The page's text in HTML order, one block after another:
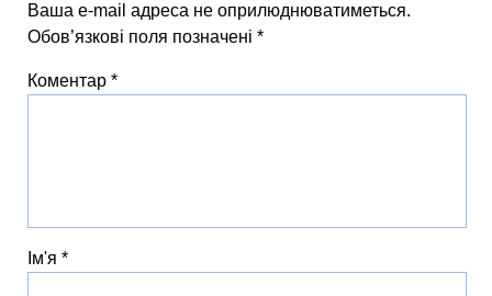
Ваша e-mail адреса не оприлюднюватиметься.
Обов’язкові поля позначені *
Коментар *
Ім'я *